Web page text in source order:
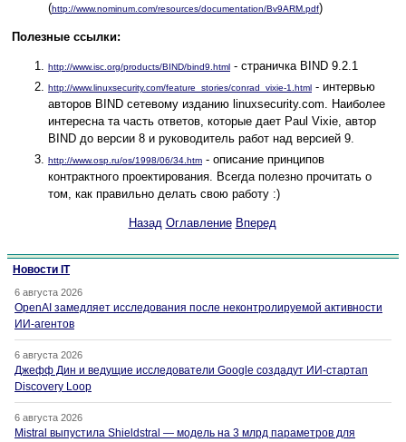
(http://www.nominum.com/resources/documentation/Bv9ARM.pdf)
Полезные ссылки:
http://www.isc.org/products/BIND/bind9.html - страничка BIND 9.2.1
http://www.linuxsecurity.com/feature_stories/conrad_vixie-1.html - интервью
авторов BIND сетевому изданию linuxsecurity.com. Наиболее
интересна та часть ответов, которые дает Paul Vixie, автор
BIND до версии 8 и руководитель работ над версией 9.
http://www.osp.ru/os/1998/06/34.htm - описание принципов
контрактного проектирования. Всегда полезно прочитать о
том, как правильно делать свою работу :)
Назад Оглавление Вперед
Новости IT
6 августа 2026
OpenAI замедляет исследования после неконтролируемой активности
ИИ-агентов
6 августа 2026
Джефф Дин и ведущие исследователи Google создадут ИИ-стартап
Discovery Loop
6 августа 2026
Mistral выпустила Shieldstral — модель на 3 млрд параметров для